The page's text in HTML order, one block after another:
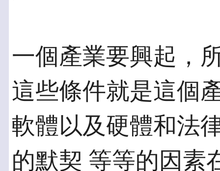
一個產業要興起，
這些條件就是這個
軟體以及硬體和法
的默契 等等的因素